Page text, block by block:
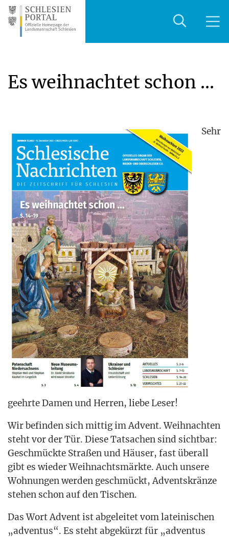
Es weihnachtet schon …
Sehr
geehr­te Damen und Her­ren, lie­be Leser!
Wir befin­den sich mit­tig im Advent. Weih­nach­ten
steht vor der Tür. Die­se Tat­sa­chen sind sicht­bar:
Geschmück­te Stra­ßen und Häu­ser, fast über­all
gibt es wie­der Weih­nachts­märk­te. Auch unse­re
Woh­nun­gen wer­den geschmückt, Advents­krän­ze
ste­hen schon auf den Tischen.
Das Wort Advent ist abge­lei­tet vom latei­ni­schen
„adven­tus“. Es steht abge­kürzt für „adven­tus